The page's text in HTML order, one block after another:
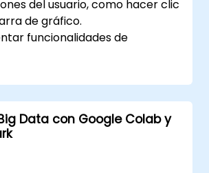
del usuario, como hacer clic
de gráfico.
funcionalidades de
(sin abrir nuevas
gráficos de pastel y paneles
según filtros de selección.
dinámicos que
a la entrada del usuario y a
Data con Google Colab y